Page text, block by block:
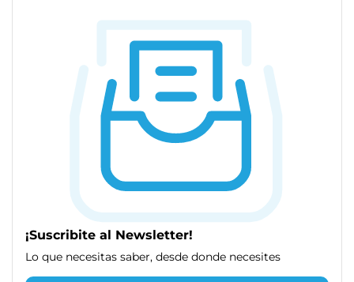
¡Suscribite al Newsletter!
Lo que necesitas saber, desde donde necesites